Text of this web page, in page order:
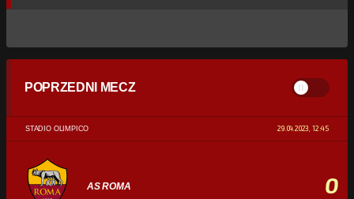
POPRZEDNI MECZ
STADIO OLIMPICO 29.04.2023, 12:45
AS ROMA 0